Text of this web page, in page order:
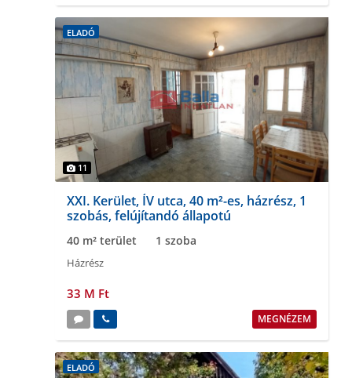
ELADÓ
11
XXI. Kerület, ÍV utca, 40 m²-es, házrész, 1
szobás, felújítandó állapotú
40 m² terület 1 szoba
Házrész
33 M Ft
MEGNÉZEM
ELADÓ